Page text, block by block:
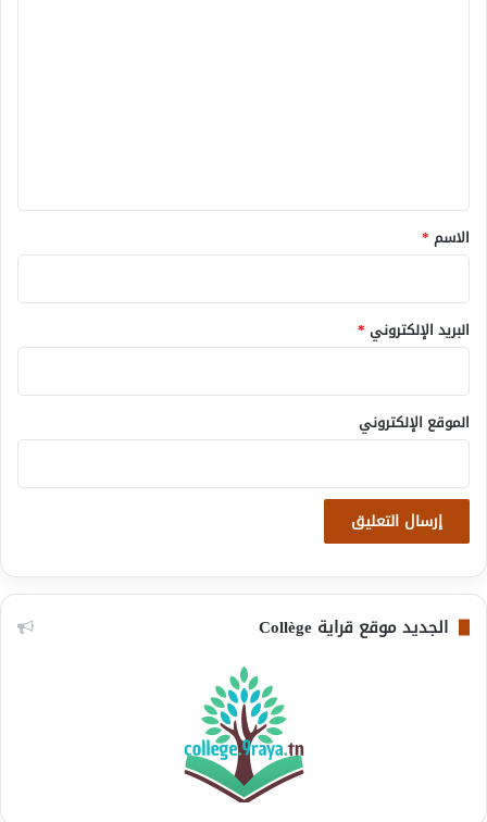
*
الاسم *
البريد الإلكتروني *
الموقع الإلكتروني
الجديد موقع قراية Collège